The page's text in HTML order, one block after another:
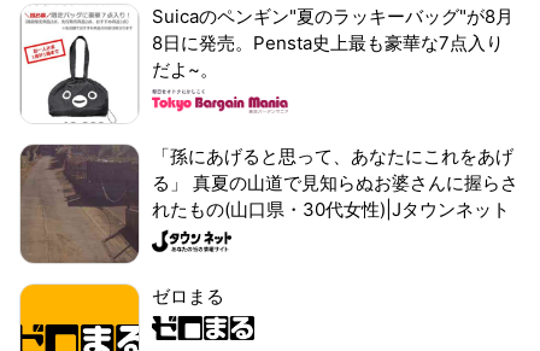
Suicaのペンギン"夏のラッキーバッグ"が8月
8日に発売。Pensta史上最も豪華な7点入り
だよ~。
「孫にあげると思って、あなたにこれをあげ
る」 真夏の山道で見知らぬお婆さんに握らさ
れたもの(山口県・30代女性)|Jタウンネット
ゼロまる